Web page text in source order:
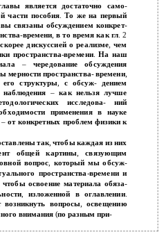
является достаточно само-
части пособия.То же на первый
связаны обсуждением конкрет-
-времени, в то время как гл. 2
дискуссией о реализме,чем
пространства-времени. На наш
– чередование обсуждения
мерности пространства-времени,
структуры, с обсуж- дением
наблюдения –как нельзя лучше
исследова- ний
применения в науке
–от конкретных проблем физики к
так,чтобы каждая из них
общей картины,связующим
вопрос, который мы обсуж-
пространства-времени и
чтобы освоение материала обяза-
,изложенной в оглавлении.
вопросы, освещению
внимания (по разным при-